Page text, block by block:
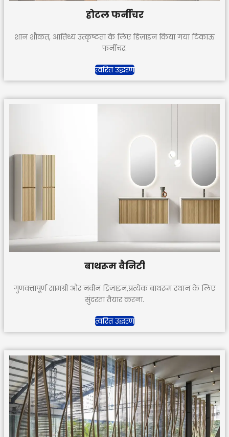
होटल फर्नीचर
शान शौकत, आतिथ्य उत्कृष्टता के लिए डिज़ाइन किया गया टिकाऊ
फर्नीचर.
त्वरित उद्धरण
बाथरूम वैनिटी
गुणवत्तापूर्ण सामग्री और नवीन डिज़ाइन,प्रत्येक बाथरूम स्थान के लिए
सुंदरता तैयार करना.
त्वरित उद्धरण